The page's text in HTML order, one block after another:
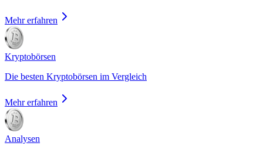
Mehr erfahren
Kryptobörsen
Die besten Kryptobörsen im Vergleich
Mehr erfahren
Analysen